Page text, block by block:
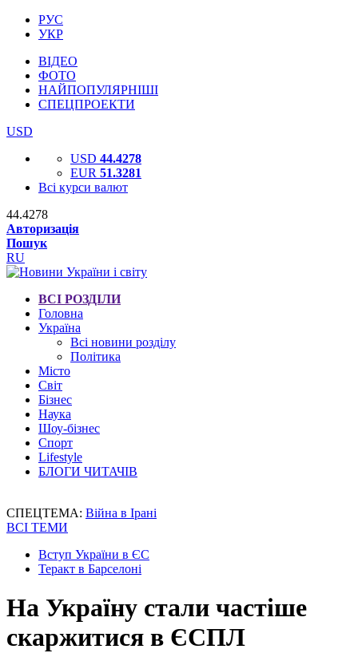
РУС
УКР
ВІДЕО
ФОТО
НАЙПОПУЛЯРНІШІ
СПЕЦПРОЕКТИ
USD
USD 44.4278
EUR 51.3281
Всі курси валют
44.4278
Авторизація
Пошук
RU
ВСІ РОЗДІЛИ
Головна
Україна
Всі новини розділу
Політика
Місто
Світ
Бізнес
Наука
Шоу-бізнес
Спорт
Lifestyle
БЛОГИ ЧИТАЧІВ
СПЕЦТЕМА: Війна в Ірані
ВСІ ТЕМИ
Вступ України в ЄС
Теракт в Барселоні
На Україну стали частіше
скаржитися в ЄСПЛ